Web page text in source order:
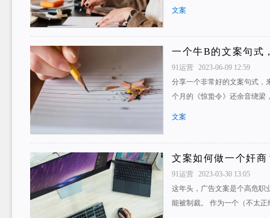
文案
一个牛B的文案句式
91运营 2023-06-09 12:59
分享一个非常好的文案句式，
个月的《惊蛰令》还余音绕
文案
文案如何做一个奸商
91运营 2023-03-30 13:05
这年头，广告文案是个高危职
能被制裁。 作为一个（不太